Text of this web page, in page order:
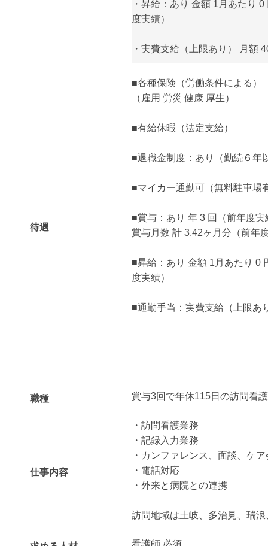
・昇給：あり 金額 1月あたり
度実績）
・実費支給（上限あり） 月額
待遇
■各種保険（労働条件による）
（雇用 労災 健康 厚生）
■有給休暇（法定支給）
■退職金制度：あり（勤続６年
■マイカー通勤可（無料駐車場
■賞与：あり 年 3 回（前年度実
賞与月数 計 3.42ヶ月分（前年
■昇給：あり 金額 1月あたり 0
度実績）
■通勤手当：実費支給（上限あ
職種 賞与3回で年休115日の訪問看
仕事内容
・訪問看護業務
・記録入力業務
・カンファレンス、面談、ケ
・電話対応
・外来と病院との連携
訪問地域は土岐、多治見、瑞
看護師 必須